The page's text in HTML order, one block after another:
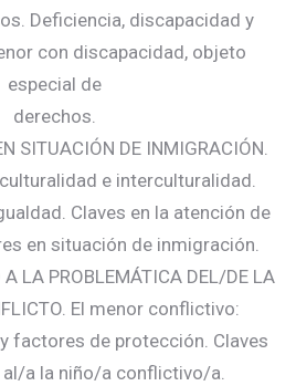
Deficiencia, discapacidad y
con discapacidad, objeto
especial de
derechos.
SITUACIÓN DE INMIGRACIÓN.
e interculturalidad.
Claves en la atención de
en situación de inmigración.
LA PROBLEMÁTICA DEL/DE LA
El menor conflictivo:
factores de protección. Claves
al/a la niño/a conflictivo/a.